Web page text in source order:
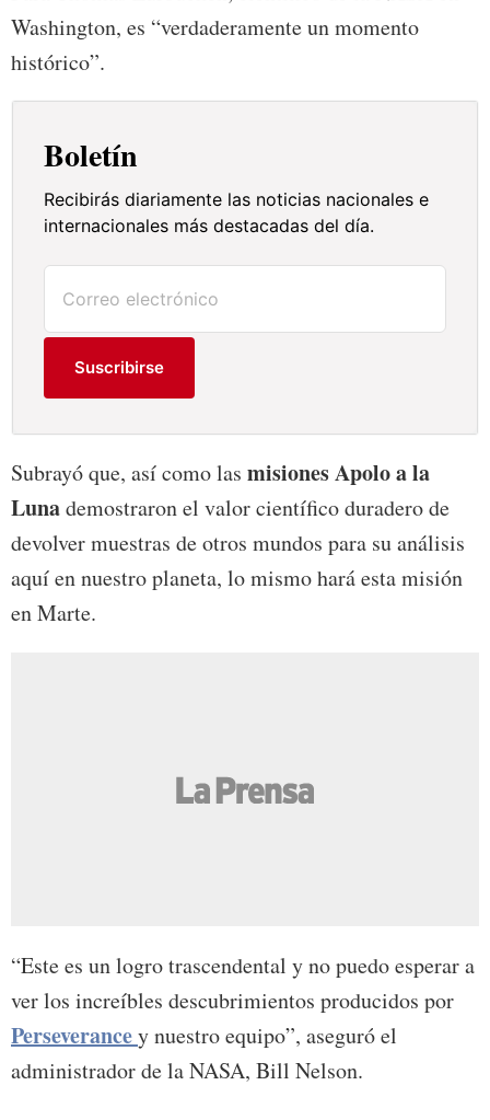
Washington, es “verdaderamente un momento
histórico”.
Boletín
Recibirás diariamente las noticias nacionales e
internacionales más destacadas del día.
Suscribirse
Subrayó que, así como las misiones Apolo a la
Lunademostraron el valor científico duradero de
devolver muestras de otros mundos para su análisis
aquí en nuestro planeta, lo mismo hará esta misión
en Marte.
“Este es un logro trascendental y no puedo esperar a
ver los increíbles descubrimientos producidos por
Perseverancey nuestro equipo”, aseguró el
administrador de la NASA, Bill Nelson.